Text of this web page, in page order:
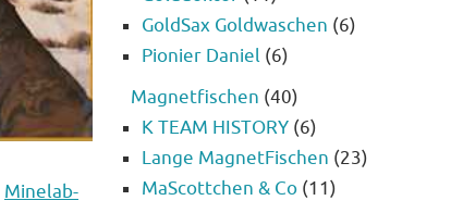
Minelab-
GoldSax Goldwaschen (6)
Pionier Daniel (6)
Magnetfischen (40)
K TEAM HISTORY (6)
Lange MagnetFischen (23)
MaScottchen & Co (11)